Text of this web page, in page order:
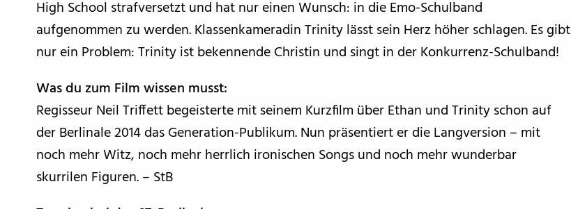
High School strafversetzt und hat nur einen Wunsch: in die Emo-Schulband
aufgenommen zu werden. Klassenkameradin Trinity lässt sein Herz höher schlagen. Es gibt
nur ein Problem: Trinity ist bekennende Christin und singt in der Konkurrenz-Schulband!
Was du zum Film wissen musst:
Regisseur Neil Triffett begeisterte mit seinem Kurzfilm über Ethan und Trinity schon auf
der Berlinale 2014 das Generation-Publikum. Nun präsentiert er die Langversion – mit
noch mehr Witz, noch mehr herrlich ironischen Songs und noch mehr wunderbar
skurrilen Figuren. – StB